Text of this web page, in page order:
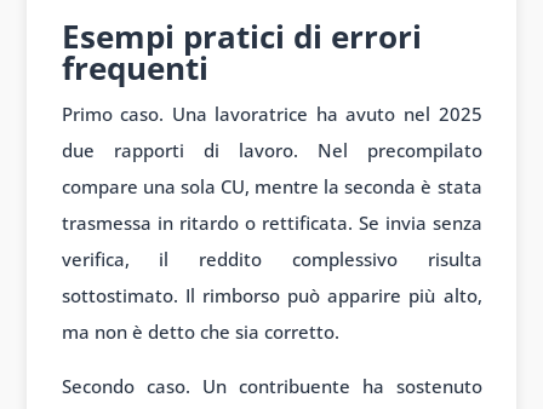
Esempi pratici di errori
frequenti
Primo caso. Una lavoratrice ha avuto nel 2025
due rapporti di lavoro. Nel precompilato
compare una sola CU, mentre la seconda è stata
trasmessa in ritardo o rettificata. Se invia senza
verifica, il reddito complessivo risulta
sottostimato. Il rimborso può apparire più alto,
ma non è detto che sia corretto.
Secondo caso. Un contribuente ha sostenuto